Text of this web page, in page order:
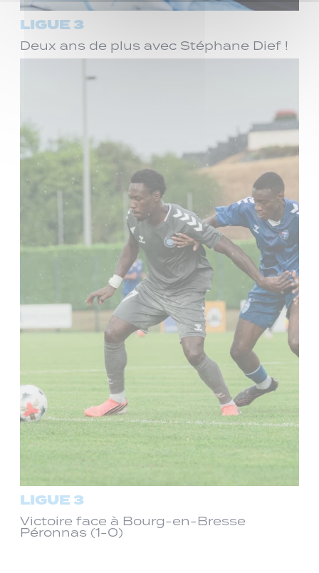
LIGUE 3
Deux ans de plus avec Stéphane Dief !
LIGUE 3
Victoire face à Bourg-en-Bresse
Péronnas (1-0)